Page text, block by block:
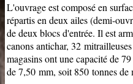
L'ouvrage est composé en
répartis en deux ailes (demi-
de deux blocs d'entrée. Il est
canons antichar, 32
magasins ont une capacité de
de 7,50 mm, soit 850 tonnes de